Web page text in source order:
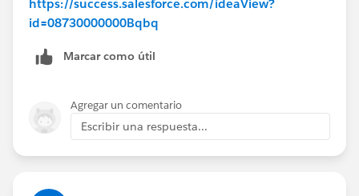
https://success.salesforce.com/ideaView?
id=08730000000Bqbq
Marcar como útil
Agregar un comentario
Escribir una respuesta...